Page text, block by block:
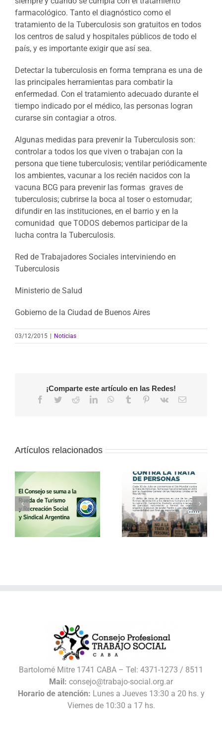
farmacológico. Tanto el diagnóstico como el
tratamiento de la Tuberculosis son gratuitos en todos
los centros de salud y hospitales públicos de todo el
país, y es importante exigir que así sea.
Detectar la tuberculosis en forma temprana es una de
las principales herramientas para combatir la
enfermedad. Con el tratamiento adecuado durante el
tiempo indicado por el médico, las personas logran
curarse sin contagiar a otros.
Algunas medidas para prevenir la Tuberculosis son:
controlar a todos los que viven o trabajan con la
persona que tiene tuberculosis; ventilar periódicamente
los ambientes, vacunar a los recién nacidos con la
vacuna BCG para prevenir las formas graves de
tuberculosis; cubrirse la boca al toser o estornudar;
difundir en las instituciones, en el barrio y en la
comunidad que TODOS debemos participar de la
lucha contra la Tuberculosis.
Red de Trabajadores Sociales interviniendo en
Tuberculosis
Ministerio de Salud
Gobierno de la Ciudad de Buenos Aires
03/12/2015 | Noticias
¡Comparte este artículo en las Redes!
Facebook
TwitterRedditLinkedInWhatsApp
Tumblr Pinterest
Vk
Correo
Artículos relacionados
30 de julio – Día
Mundial contra la
Trata de Personas
Vacaciones de
invierno con el
Consejo
Bartolomé Mitre 1741 CABA – Tel: 4371-1273 / 8511
Mail: consejo@trabajo-social.org.ar
Horario de atención: Lunes a Jueves 13:30 a 20 hs. y
Viernes de 10:30 a 17 hs.